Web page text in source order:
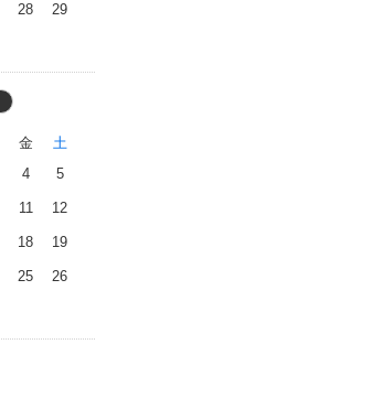
28 29
金
土
4 5
11 12
18 19
25 26